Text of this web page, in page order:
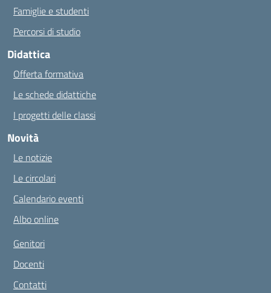
Famiglie e studenti
Percorsi di studio
Didattica
Offerta formativa
Le schede didattiche
I progetti delle classi
Novità
Le notizie
Le circolari
Calendario eventi
Albo online
Genitori
Docenti
Contatti